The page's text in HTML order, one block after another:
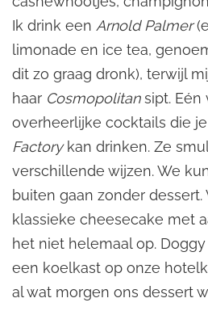
Ik drink een Arnold Palmer
limonade en ice tea,
dit zo graag dronk), terwijl
haar Cosmopolitansipt. Eén
overheerlijke cocktails die
Factorykan drinken. Ze
verschillende wijzen. We
buiten gaan zonder
klassieke cheesecake met
het niet helemaal op.
een koelkast op onze
al wat morgen ons dessert